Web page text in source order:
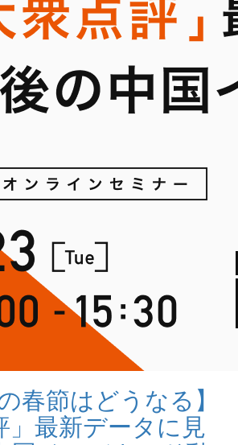
春節はどうなる】
」最新データに見